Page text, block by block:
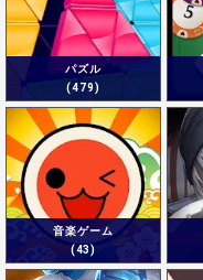
パズル
(479)
音楽ゲーム
(43)